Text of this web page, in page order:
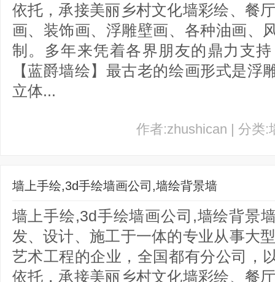
依托，承接美丽乡村文化墙彩绘、餐
画、装饰画、浮雕壁画、各种油画、
制。多年来凭着各界朋友的鼎力支
【蓝爵墙绘】最古老的绘画形式是浮
立体...
作者:zhushican | 分类:
墙上手绘,3d手绘墙画公司,墙绘背景墙
墙上手绘,3d手绘墙画公司,墙绘背景
发、设计、施工于一体的专业从事大
艺术工程的企业，全国都有分公司，
依托，承接美丽乡村文化墙彩绘、餐